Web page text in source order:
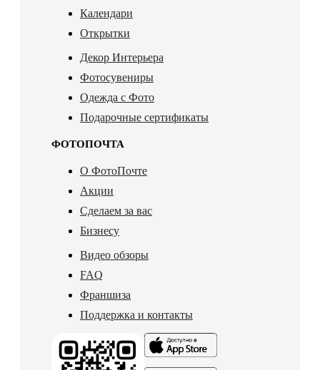
Календари
Открытки
Декор Интерьера
Фотосувениры
Одежда с Фото
Подарочные сертификаты
ФОТОПОЧТА
О ФотоПочте
Акции
Сделаем за вас
Бизнесу
Видео обзоры
FAQ
Франшиза
Поддержка и контакты